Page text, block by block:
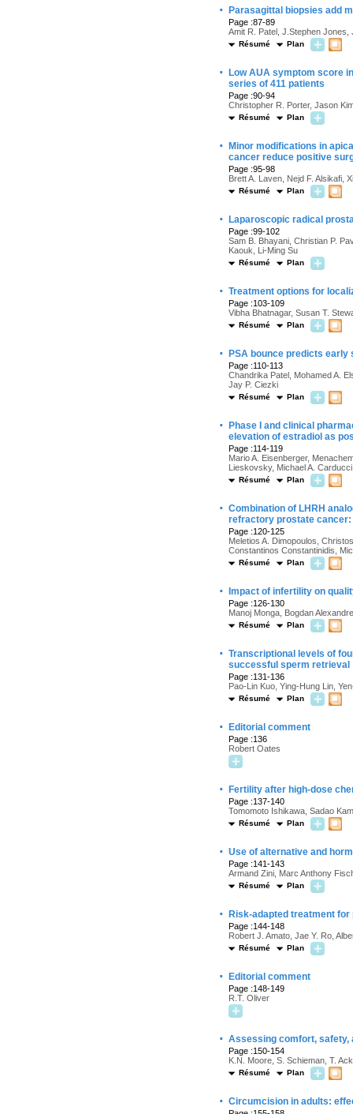
· Parasagittal biopsies add
Page :87-89
Amit R. Patel, J.Stephen
Résumé Plan
·
Low AUA symptom score
series of 411 patients
Page :90-94
Christopher R. Porter, Jason
Résumé Plan
·
Minor modifications in
cancer reduce positive
Page :95-98
Brett A. Laven, Nejd F. Alsikafi,
Résumé Plan
· Laparoscopic radical
Page :99-102
Sam B. Bhayani, Christian P.
Kaouk, Li-Ming Su
Résumé Plan
· Treatment options for
Page :103-109
Vibha Bhatnagar, Susan T.
Résumé Plan
· PSA bounce predicts
Page :110-113
Chandrika Patel, Mohamed A.
Jay P. Ciezki
Résumé Plan
·
Phase I and clinical
elevation of estradiol as
Page :114-119
Mario A. Eisenberger,
Lieskovsky, Michael A.
Résumé Plan
· Combination of LHRH
refractory prostate cancer:
Page :120-125
Meletios A. Dimopoulos,
Constantinos Constantinidis,
Résumé Plan
· Impact of infertility on
Page :126-130
Manoj Monga, Bogdan
Résumé Plan
· Transcriptional levels of
successful sperm retrieval
Page :131-136
Pao-Lin Kuo, Ying-Hung Lin,
Résumé Plan
· Editorial comment
Page :136
Robert Oates
· Fertility after high-dose
Page :137-140
Tomomoto Ishikawa, Sadao
Résumé Plan
· Use of alternative and
Page :141-143
Armand Zini, Marc Anthony
Résumé Plan
· Risk-adapted treatment
Page :144-148
Robert J. Amato, Jae Y. Ro,
Résumé Plan
· Editorial comment
Page :148-149
R.T. Oliver
· Assessing comfort, safety,
Page :150-154
K.N. Moore, S. Schieman, T.
Résumé Plan
· Circumcision in adults: